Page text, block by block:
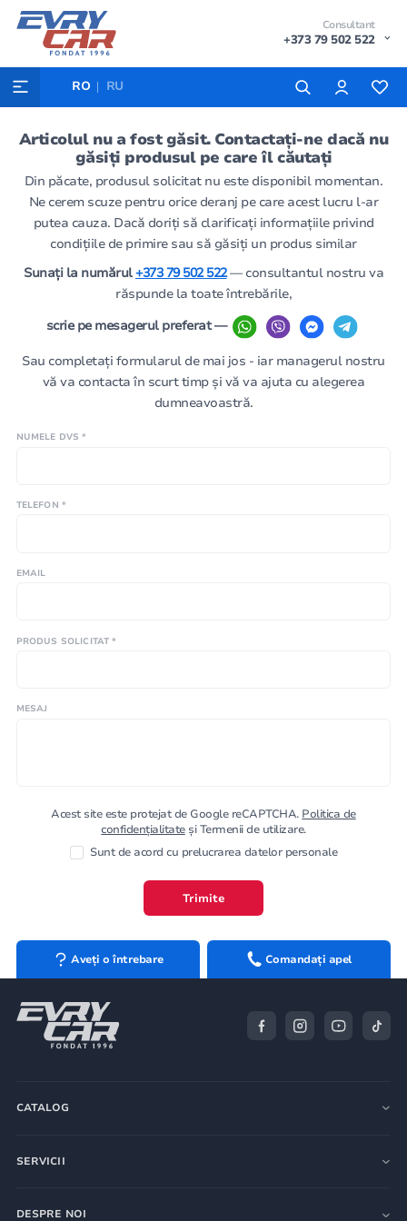
Consultant
+373 79 502 522
RO RU
Articolul nu a fost găsit. Contactați-ne dacă nu
găsiți produsul pe care îl căutați
Din păcate, produsul solicitat nu este disponibil momentan.
Ne cerem scuze pentru orice deranj pe care acest lucru l-ar
putea cauza. Dacă doriți să clarificați informațiile privind
condițiile de primire sau să găsiți un produs similar
Sunați la numărul+373 79 502 522— consultantul nostru va
răspunde la toate întrebările,
scrie pe mesagerul preferat —
Sau completați formularul de mai jos - iar managerul nostru
vă va contacta în scurt timp și vă va ajuta cu alegerea
dumneavoastră.
NUMELE DVS *
TELEFON *
EMAIL
PRODUS SOLICITAT *
MESAJ
Acest site este protejat de Google reCAPTCHA. Politica de
confidențialitateși Termenii de utilizare.
Sunt de acord cu prelucrarea datelor personale
Trimite
Aveți o întrebare Comandați apel
CATALOG
SERVICII
DESPRE NOI